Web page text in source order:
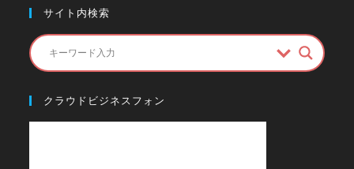
サイト内検索
クラウドビジネスフォン